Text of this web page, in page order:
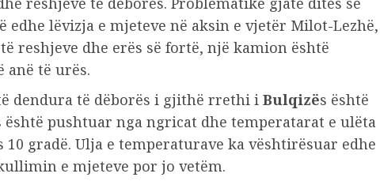
edhe lëvizja e mjeteve në aksin e vjetër Milot-Lezhë,
reshjeve dhe erës së fortë, një kamion është
anë të urës.
dendura të dëborës i gjithë rrethi i Bulqizës është
është pushtuar nga ngricat dhe temperatarat e ulëta
gradë. Ulja e temperaturave ka vështirësuar edhe
e mjeteve por jo vetëm.